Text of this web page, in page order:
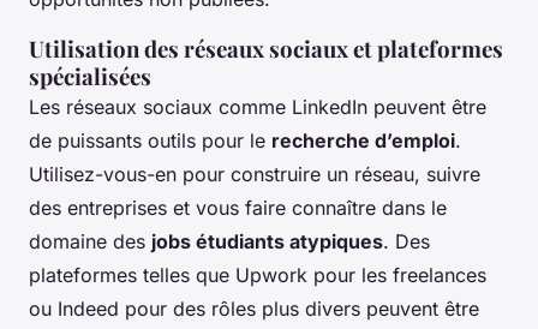
Utilisation des réseaux sociaux et plateformes
spécialisées
Les réseaux sociaux comme LinkedIn peuvent être
de puissants outils pour le recherche d’emploi.
Utilisez-vous-en pour construire un réseau, suivre
des entreprises et vous faire connaître dans le
domaine des jobs étudiants atypiques. Des
plateformes telles que Upwork pour les freelances
ou Indeed pour des rôles plus divers peuvent être